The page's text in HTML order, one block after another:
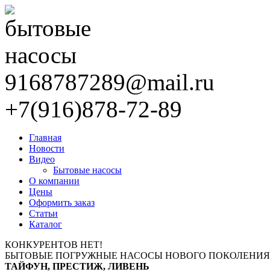
9168787289@mail.ru
+7(916)878-72-89
Главная
Новости
Видео
Бытовые насосы
О компании
Цены
Оформить заказ
Статьи
Каталог
КОНКУРЕНТОВ НЕТ!
БЫТОВЫЕ ПОГРУЖНЫЕ НАСОСЫ НОВОГО
ТАЙФУН, ПРЕСТИЖ, ЛИВЕНЬ